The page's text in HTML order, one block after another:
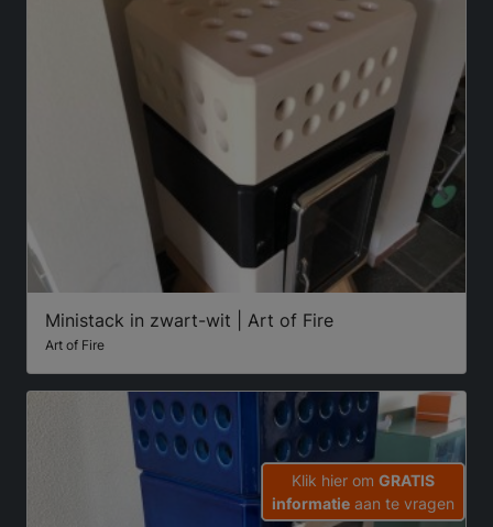
Ministack in zwart-wit | Art of Fire
Art of Fire
Klik hier om GRATIS
informatie aan te vragen